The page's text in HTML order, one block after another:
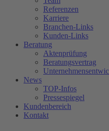
Referenzen
Karriere
Branchen-Links
Kunden-Links
Beratung
Aktenprüfung
Beratungsvertrag
News
TOP-Infos
Pressespiegel
Kundenbereich
Kontakt